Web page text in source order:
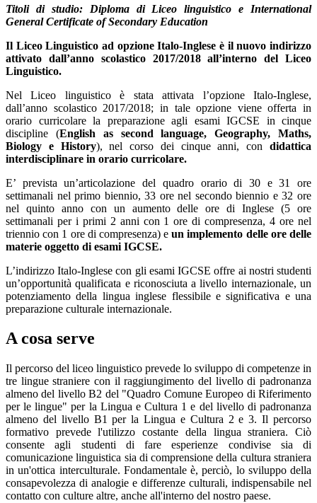
Titoli di studio: Diploma di Liceo linguistico e International
General Certificate of Secondary Education
Il Liceo Linguistico ad opzione Italo-Inglese è il nuovo indirizzo
attivato dall’anno scolastico 2017/2018 all’interno del Liceo
Linguistico.
Nel Liceo linguistico è stata attivata l’opzione Italo-Inglese,
dall’anno scolastico 2017/2018; in tale opzione viene offerta in
orario curricolare la preparazione agli esami IGCSE in cinque
discipline (English as second language, Geography, Maths,
Biology e History), nel corso dei cinque anni, condidattica
interdisciplinare in orario curricolare.
E’ prevista un’articolazione del quadro orario di 30 e 31 ore
settimanali nel primo biennio, 33 ore nel secondo biennio e 32 ore
nel quinto anno con un aumento delle ore di Inglese (5 ore
settimanali per i primi 2 anni con 1 ore di compresenza, 4 ore nel
triennio con 1 ore di compresenza) eun implemento delle ore delle
materie oggetto di esami IGCSE.
L’indirizzo Italo-Inglese con gli esami IGCSE offre ai nostri studenti
un’opportunità qualificata e riconosciuta a livello internazionale, un
potenziamento della lingua inglese flessibile e significativa e una
preparazione culturale internazionale.
A cosa serve
Il percorso del liceo linguistico prevede lo sviluppo di competenze in
tre lingue straniere con il raggiungimento del livello di padronanza
almeno del livello B2 del "Quadro Comune Europeo di Riferimento
per le lingue" per la Lingua e Cultura 1 e del livello di padronanza
almeno del livello B1 per la Lingua e Cultura 2 e 3. Il percorso
formativo prevede l'utilizzo costante della lingua straniera. Ciò
consente agli studenti di fare esperienze condivise sia di
comunicazione linguistica sia di comprensione della cultura straniera
in un'ottica interculturale. Fondamentale è, perciò, lo sviluppo della
consapevolezza di analogie e differenze culturali, indispensabile nel
contatto con culture altre, anche all'interno del nostro paese.